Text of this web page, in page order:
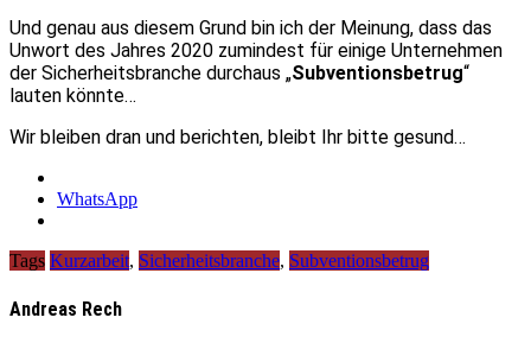
Und genau aus diesem Grund bin ich der Meinung, dass das
Unwort des Jahres 2020 zumindest für einige Unternehmen
der Sicherheitsbranche durchaus „Subventionsbetrug“
lauten könnte…
Wir bleiben dran und berichten, bleibt Ihr bitte gesund…
WhatsApp
Tags Kurzarbeit, Sicherheitsbranche, Subventionsbetrug
Andreas Rech